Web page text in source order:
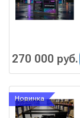
270 000 руб.
Новинка